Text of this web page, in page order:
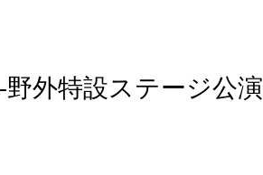
外特設ステージ公演